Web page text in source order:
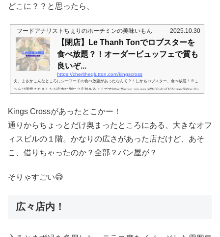
どこに？？と思ったら、
フードアナリストちぇりのホーチミンの美味いもん 2025.10.30
【閉店】Le Thanh Tonでロブスターを
食べ放題？！オーダービュッフェで質も
良いぞ...
https://cheritheglutton.com/kingscross
え、まさかこんなところにシーフードの食べ放題があったなんて？！しかもロブスター、食べ放題！※こ
ちらは閉業されましたが市内に別に２店舗あるようですhttps://maps.app.goo.gl/XnYrxhziQrVjcgmr6https://m
ィスビルができてまして。このビルができて知ったよね。あの奥にこんなスペースあったんだって😅そし
てこのビルの...
Kings Crossがあったとこかー！
通りからちょっとだけ奥まったところにある、大きなオフ
ィスビルの１階。かなりの広さがあった店だけど、あそ
こ、借りちゃったのか？全部？パン屋が？
そりゃすごい😅
広々店内！